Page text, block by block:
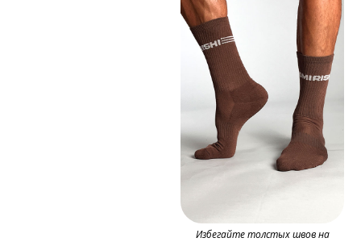
Избегайте толстых швов на